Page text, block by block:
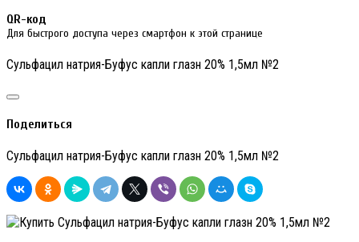
QR-код
Для быстрого доступа через смартфон к этой странице
Сульфацил натрия-Буфус капли глазн 20% 1,5мл №2
Поделиться
Сульфацил натрия-Буфус капли глазн 20% 1,5мл №2